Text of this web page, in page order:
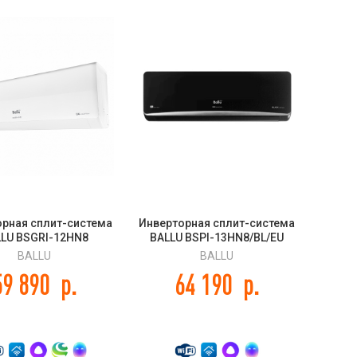
сплит-система
BSGRI-12HN8
DC inverter
BALLU
890 р.
Инверторная сплит-система
BALLU BSPI-13HN8/BL/EU
Platinum Black
BALLU
64 190 р.